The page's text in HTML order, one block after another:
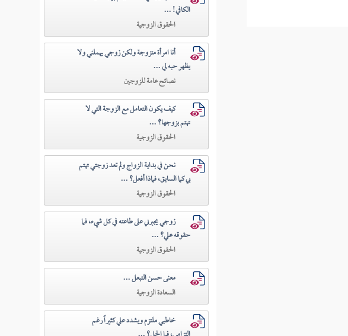
الكافي! ...
الحقوق الزوجية
أنا امرأة متزوجة ولكن زوجي يهملني ولا
يظهر حبه لي ...
نصائح عامة للزوجين
كيف يكون التعامل مع الزوجة التي لا
تهتم بزوجها؟ ...
الحقوق الزوجية
نحن في بداية الزواج ولم تعد زوجتي تهتم
بي كما السابق، فماذا أفعل؟ ...
الحقوق الزوجية
زوجي يجبرني على طاعته في كل شيء، فما
حقوقه علي؟ ...
الحقوق الزوجية
معنى حسن التبعل ...
السعادة الزوجية
خاطبي ملتزم ويشدد علي كثيراً رغم